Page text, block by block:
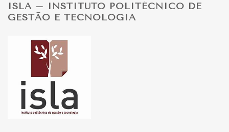
ISLA – INSTITUTO POLITÉCNICO DE
GESTÃO E TECNOLOGIA